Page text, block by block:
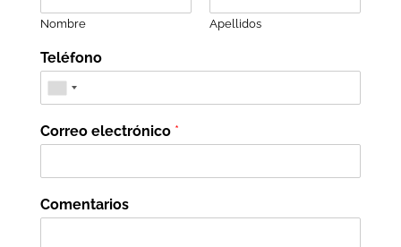
Nombre Apellidos
Teléfono
Correo electrónico *
Comentarios